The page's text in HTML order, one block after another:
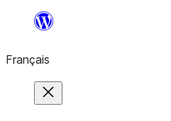
contenu
Français